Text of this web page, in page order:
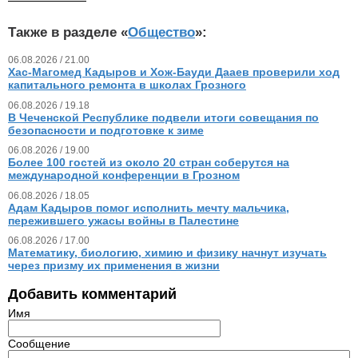
Также в разделе «Общество»:
06.08.2026 / 21.00
Хас-Магомед Кадыров и Хож-Бауди Дааев проверили ход
капитального ремонта в школах Грозного
06.08.2026 / 19.18
В Чеченской Республике подвели итоги совещания по
безопасности и подготовке к зиме
06.08.2026 / 19.00
Более 100 гостей из около 20 стран соберутся на
международной конференции в Грозном
06.08.2026 / 18.05
Адам Кадыров помог исполнить мечту мальчика,
пережившего ужасы войны в Палестине
06.08.2026 / 17.00
Математику, биологию, химию и физику начнут изучать
через призму их применения в жизни
Добавить комментарий
Имя
Сообщение